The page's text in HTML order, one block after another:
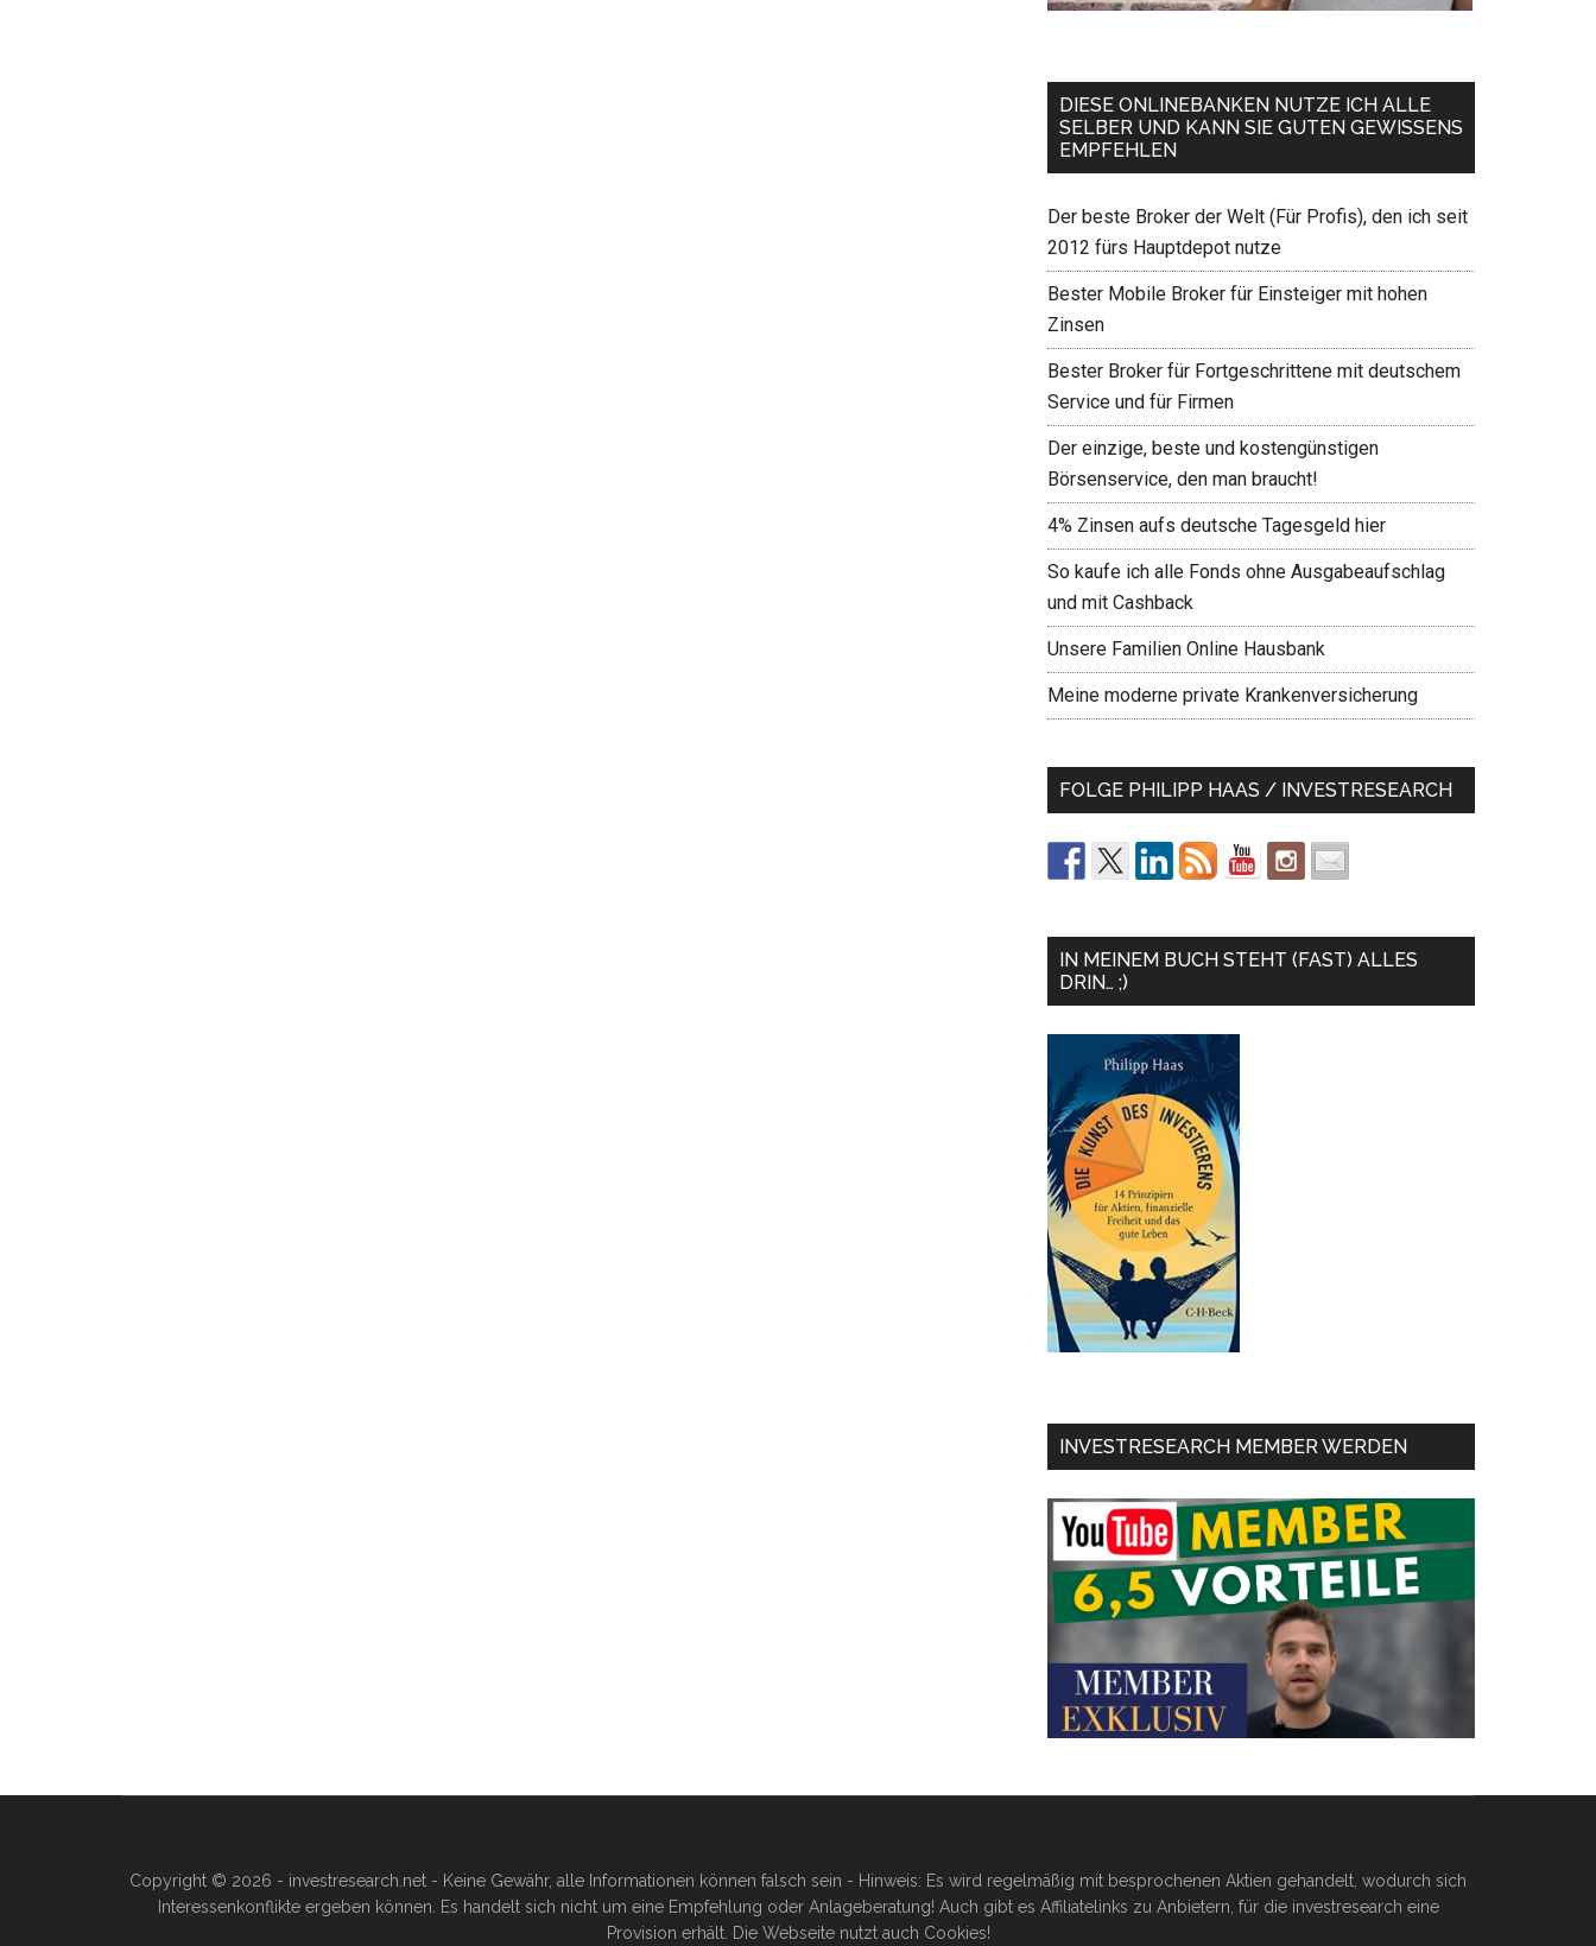
DIESE ONLINEBANKEN NUTZE ICH ALLE
SELBER UND KANN SIE GUTEN GEWISSENS
EMPFEHLEN
Der beste Broker der Welt (Für Profis), den ich seit
2012 fürs Hauptdepot nutze
Bester Mobile Broker für Einsteiger mit hohen
Zinsen
Bester Broker für Fortgeschrittene mit deutschem
Service und für Firmen
Der einzige, beste und kostengünstigen
Börsenservice, den man braucht!
4% Zinsen aufs deutsche Tagesgeld hier
So kaufe ich alle Fonds ohne Ausgabeaufschlag
und mit Cashback
Unsere Familien Online Hausbank
Meine moderne private Krankenversicherung
FOLGE PHILIPP HAAS / INVESTRESEARCH
IN MEINEM BUCH STEHT (FAST) ALLES
DRIN… ;)
INVESTRESEARCH MEMBER WERDEN
Copyright © 2026 - investresearch.net - Keine Gewähr, alle Informationen können falsch sein - Hinweis: Es wird regelmäßig mit besprochenen Aktien gehandelt, wodurch sich
Interessenkonflikte ergeben können. Es handelt sich nicht um eine Empfehlung oder Anlageberatung! Auch gibt es Affiliatelinks zu Anbietern, für die investresearch eine
Provision erhält. Die Webseite nutzt auch Cookies!